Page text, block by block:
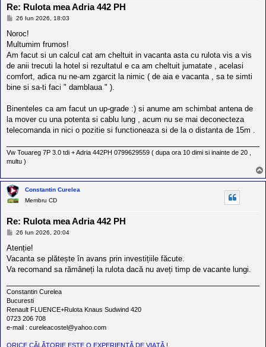
Re: Rulota mea Adria 442 PH
M
s
j
26 Iun 2026, 18:03
Noroc!
Multumim frumos!
Am facut si un calcul cat am cheltuit in vacanta asta cu rulota vis a vis
de anii trecuti la hotel si rezultatul e ca am cheltuit jumatate , acelasi
comfort, adica nu ne-am zgarcit la nimic ( de aia e vacanta , sa te simti
bine si sa-ti faci " damblaua " ).
Binenteles ca am facut un up-grade :) si anume am schimbat antena de
la mover cu una potenta si cablu lung , acum nu se mai deconecteza
telecomanda in nici o pozitie si functioneaza si de la o distanta de 15m .
Vw Touareg 7P 3.0 tdi + Adria 442PH 0799629559 ( dupa ora 10 dimi si inainte de 20 ,
multu )
Constantin Curelea
Membru CD
Re: Rulota mea Adria 442 PH
M
s
j
26 Iun 2026, 20:04
Atenție!
Vacanta se plătește în avans prin investițiile făcute.
Va recomand sa rămâneți la rulota dacă nu aveți timp de vacante lungi.
Constantin Curelea
Bucuresti
Renault FLUENCE+Rulota Knaus Sudwind 420
0723 206 708
e-mail : cureleacostel@yahoo.com
ORICE CĂLĂTORIE ESTE O EXPERIENŢĂ DE VIAŢĂ !